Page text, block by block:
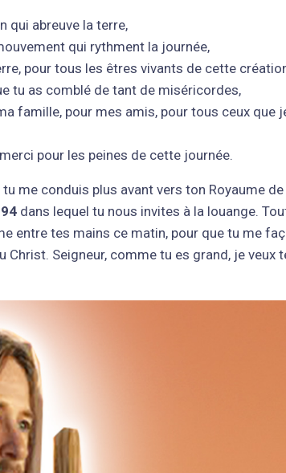
qui abreuve la terre,
qui rythment la journée,
pour tous les êtres vivants de cette
tu as comblé de tant de miséricordes,
famille, pour mes amis, pour tous ceux
pour les peines de cette journée.
me conduis plus avant vers ton Royaume
dans lequel tu nous invites à la louange.
entre tes mains ce matin, pour que tu me
Christ. Seigneur, comme tu es grand, je veux